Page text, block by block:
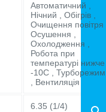
Автоматичний ,
Нічний , Обігрів ,
Очищення повітря
Осушення ,
Охолодження ,
Робота при
температурі нижче
-10C , Турборежим
, Вентиляція
6.35 (1/4)